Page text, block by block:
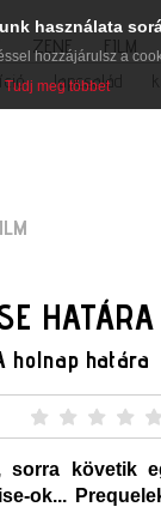
ZENE FILM
lapcsalád
HATÁRA
holnap határa
sorra követik
ok...
használata
hozzájárulsz a
Tudj meg többet